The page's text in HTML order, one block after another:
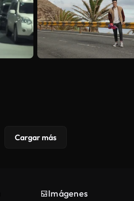
Cargar más
Imágenes